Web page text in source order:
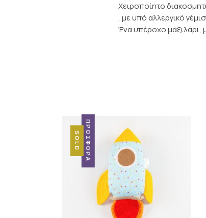
Χειροποίητο
, με υπό αλλεργικό
Ένα υπέροχο μαξιλάρι,
ΠΡΟΣΦΟΡΆ
SOLD